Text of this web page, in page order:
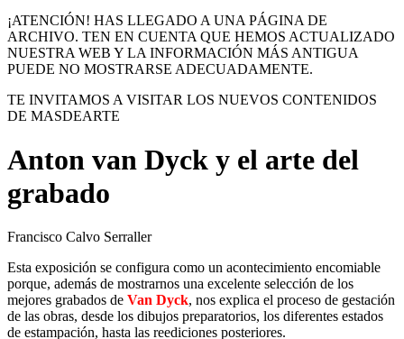
¡ATENCIÓN! HAS LLEGADO A UNA PÁGINA DE
ARCHIVO. TEN EN CUENTA QUE HEMOS ACTUALIZADO
NUESTRA WEB Y LA INFORMACIÓN MÁS ANTIGUA
PUEDE NO MOSTRARSE ADECUADAMENTE.
TE INVITAMOS A VISITAR LOS NUEVOS CONTENIDOS
DE MASDEARTE
Anton van Dyck y el arte del
grabado
Francisco Calvo Serraller
Esta exposición se configura como un acontecimiento encomiable
porque, además de mostrarnos una excelente selección de los
mejores grabados de Van Dyck, nos explica el proceso de gestación
de las obras, desde los dibujos preparatorios, los diferentes estados
de estampación, hasta las reediciones posteriores.